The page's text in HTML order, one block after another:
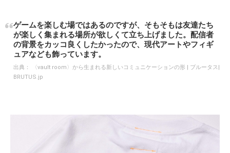
ゲームを楽しむ場ではあるのですが、そもそもは友達たち
が楽しく集まれる場所が欲しくて立ち上げました。配信者
の背景をカッコ良くしたかったので、現代アートやフィギ
ュアなども飾っています。
出典：
〈vault room〉から生まれる新しいコミュニケーションの形 | ブルータス|
BRUTUS.jp